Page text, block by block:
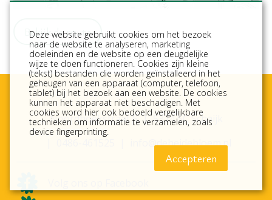
Bekijk de route
Noordhoekstraat 5
5374 SC Schaijk
info@deheidebloem.nl
Deze website gebruikt cookies om het bezoek
naar de website te analyseren, marketing
doeleinden en de website op een deugdelijke
wijze te doen functioneren. Cookies zijn kleine
(tekst) bestanden die worden geïnstalleerd in het
geheugen van een apparaat (computer, telefoon,
tablet) bij het bezoek aan een website. De cookies
kunnen het apparaat niet beschadigen. Met
cookies word hier ook bedoeld vergelijkbare
technieken om informatie te verzamelen, zoals
device fingerprinting.
Accepteren